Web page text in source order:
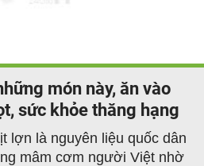
món này, ăn vào
sức khỏe thăng hạng
lợn là nguyên liệu quốc dân
mâm cơm người Việt nhờ